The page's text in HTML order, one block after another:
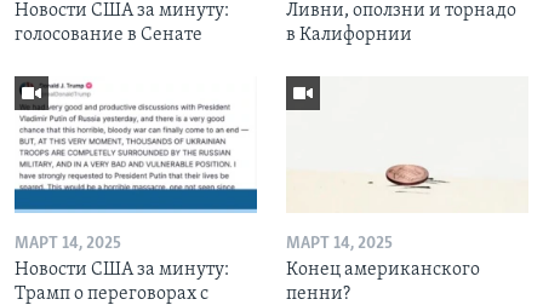
Новости США за минуту:
голосование в Сенате
Ливни, оползни и торнадо
в Калифорнии
МАРТ 14, 2025
Новости США за минуту:
Трамп о переговорах с
МАРТ 14, 2025
Конец американского
пенни?